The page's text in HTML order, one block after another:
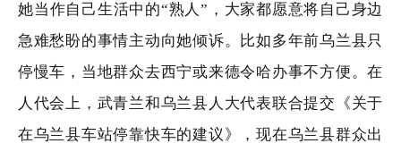
她当作自己生活中的“熟人”，大家都愿意将自己身边
急难愁盼的事情主动向她倾诉。比如多年前乌兰县只
停慢车，当地群众去西宁或来德令哈办事不方便。在
人代会上，武青兰和乌兰县人大代表联合提交《关于
在乌兰县车站停靠快车的建议》，现在乌兰县群众出